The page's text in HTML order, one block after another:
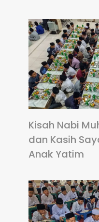
Kisah Nabi
dan Kasih
Anak Yatim